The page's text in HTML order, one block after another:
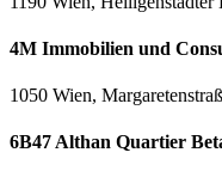
4M Immobilien und
1050 Wien,
6B47 Althan Quartier